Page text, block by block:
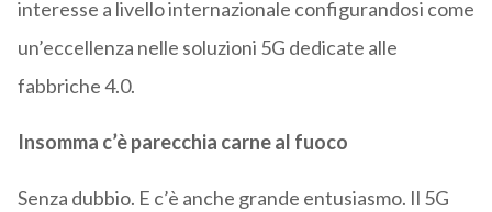
interesse a livello internazionale configurandosi come
un’eccellenza nelle soluzioni 5G dedicate alle
fabbriche 4.0.
Insomma c’è parecchia carne al fuoco
Senza dubbio. E c’è anche grande entusiasmo. Il 5G